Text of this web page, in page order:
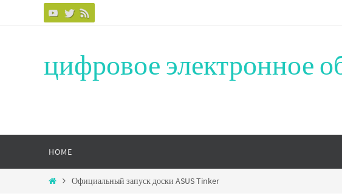
цифровое электронное
content
HOME
HomeОфициальный запуск доски ASUS Tinker